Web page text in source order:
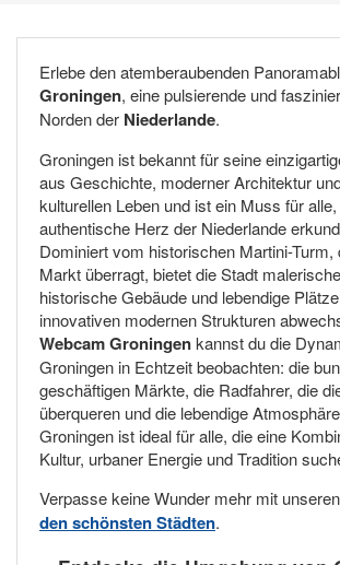
Erlebe den atemberaubenden
Groningen, eine pulsierende und
Norden der Niederlande.
Groningen ist bekannt für seine
aus Geschichte, moderner Architektur
kulturellen Leben und ist ein Muss für
authentische Herz der Niederlande
Dominiert vom historischen Martini-Turm,
Markt überragt, bietet die Stadt
historische Gebäude und lebendige
innovativen modernen Strukturen
Webcam Groningenkannst du die
Groningen in Echtzeit beobachten: die
geschäftigen Märkte, die Radfahrer, die
überqueren und die lebendige
Groningen ist ideal für alle, die eine
Kultur, urbaner Energie und Tradition
Verpasse keine Wunder mehr mit unseren
den schönsten Städten.